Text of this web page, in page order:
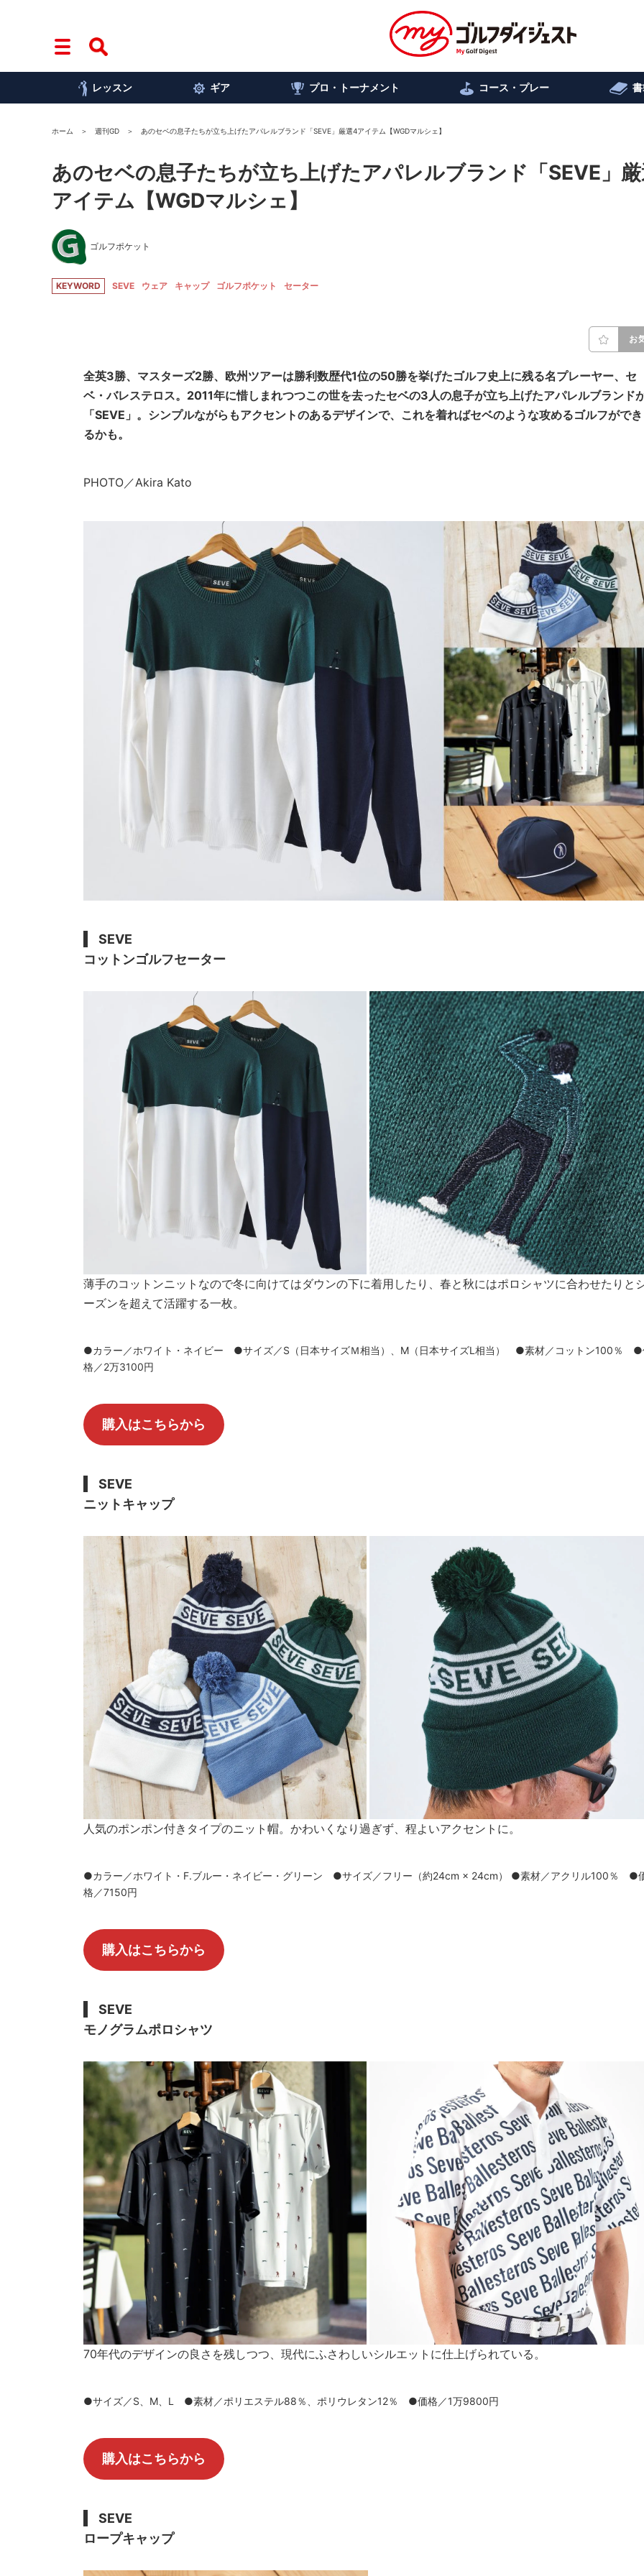
レッスン ギア プロ・トーナメント コース・プレー
ホーム 週刊GD あのセベの息子たちが立ち上げたアパレルブランド「SEVE」厳選4アイテム【WGDマルシェ】
あのセベの息子たちが立ち上げたアパレルブランド「SEVE」
アイテム【WGDマルシェ】
ゴルフポケット
KEYWORD SEVE ウェア キャップ ゴルフポケット セーター
お
全英3勝、マスターズ2勝、欧州ツアーは勝利数歴代1位の50勝を挙げたゴルフ史上に残る名プレーヤー、セ
ベ・バレステロス。2011年に惜しまれつつこの世を去ったセベの3人の息子が立ち上げたアパレルブランド
「SEVE」。シンプルながらもアクセントのあるデザインで、これを着ればセベのような攻めるゴルフができ
るかも。
PHOTO／Akira Kato
SEVE
コットンゴルフセーター
薄手のコットンニットなので冬に向けてはダウンの下に着用したり、春と秋にはポロシャツに合わせたりと
ーズンを超えて活躍する一枚。
●カラー／ホワイト・ネイビー ●サイズ／S（日本サイズＭ相当）、M（日本サイズL相当） ●素材／コットン100％ ●
格／2万3100円
購入はこちらから
SEVE
ニットキャップ
人気のポンポン付きタイプのニット帽。かわいくなり過ぎず、程よいアクセントに。
●カラー／ホワイト・F.ブルー・ネイビー・グリーン ●サイズ／フリー（約24cm × 24cm） ●素材／アクリル100％ ●
格／7150円
購入はこちらから
SEVE
モノグラムポロシャツ
70年代のデザインの良さを残しつつ、現代にふさわしいシルエットに仕上げられている。
●サイズ／S、M、L ●素材／ポリエステル88％、ポリウレタン12％ ●価格／1万9800円
購入はこちらから
SEVE
ロープキャップ